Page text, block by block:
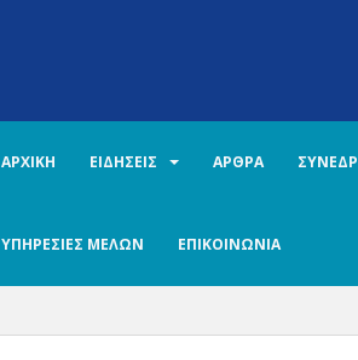
ΑΡΧΙΚΗ ΕΙΔΗΣΕΙΣ ΑΡΘΡΑ
ΥΠΗΡΕΣΙΕΣ ΜΕΛΩΝ ΕΠΙΚΟΙΝΩΝΙΑ